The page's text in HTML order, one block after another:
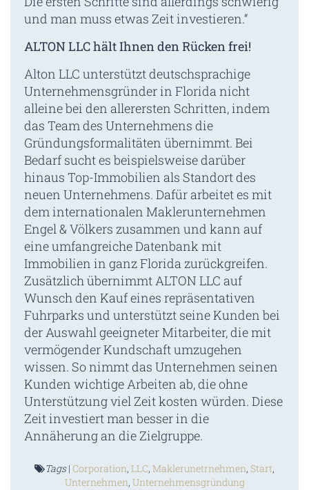
und man muss etwas Zeit investieren.“
ALTON LLC hält Ihnen den Rücken frei!
Alton LLC unterstützt deutschsprachige
Unternehmensgründer in Florida nicht
alleine bei den allerersten Schritten, indem
das Team des Unternehmens die
Gründungsformalitäten übernimmt. Bei
Bedarf sucht es beispielsweise darüber
hinaus Top-Immobilien als Standort des
neuen Unternehmens. Dafür arbeitet es mit
dem internationalen Maklerunternehmen
Engel & Völkers zusammen und kann auf
eine umfangreiche Datenbank mit
Immobilien in ganz Florida zurückgreifen.
Zusätzlich übernimmt ALTON LLC auf
Wunsch den Kauf eines repräsentativen
Fuhrparks und unterstützt seine Kunden bei
der Auswahl geeigneter Mitarbeiter, die mit
vermögender Kundschaft umzugehen
wissen. So nimmt das Unternehmen seinen
Kunden wichtige Arbeiten ab, die ohne
Unterstützung viel Zeit kosten würden. Diese
Zeit investiert man besser in die
Annäherung an die Zielgruppe.
Tags| Corporation, LLC, Maklerunetrnehmen, Start,
Unternehmen, Unternehmensgründung